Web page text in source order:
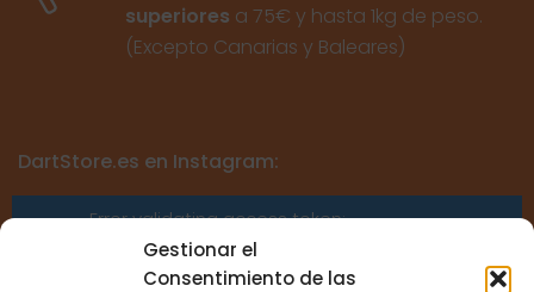
Gestionar el
Consentimiento de las
superiores a 75€ y hasta 1kg de peso.
(Excepto Canarias y Baleares)
DartStore.es en Instagram:
Error validating access token:
Sessions for the user are not allowed
because the user is not a confirmed